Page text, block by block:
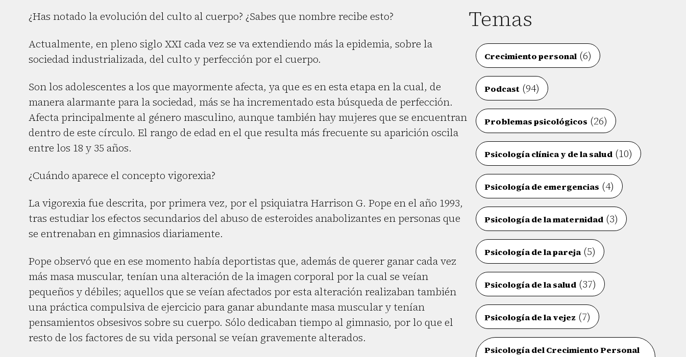
¿Has notado la evolución del culto al cuerpo? ¿Sabes que nombre recibe esto?
Actualmente, en pleno siglo XXI cada vez se va extendiendo más la epidemia, sobre la
sociedad industrializada, del culto y perfección por el cuerpo.
Son los adolescentes a los que mayormente afecta, ya que es en esta etapa en la cual, de
manera alarmante para la sociedad, más se ha incrementado esta búsqueda de perfección.
Afecta principalmente al género masculino, aunque también hay mujeres que se encuentran
dentro de este círculo. El rango de edad en el que resulta más frecuente su aparición oscila
entre los 18 y 35 años.
¿Cuándo aparece el concepto vigorexia?
La vigorexia fue descrita, por primera vez, por el psiquiatra Harrison G. Pope en el año 1993,
tras estudiar los efectos secundarios del abuso de esteroides anabolizantes en personas que
se entrenaban en gimnasios diariamente.
Pope observó que en ese momento había deportistas que, además de querer ganar cada vez
más masa muscular, tenían una alteración de la imagen corporal por la cual se veían
pequeños y débiles; aquellos que se veían afectados por esta alteración realizaban también
una práctica compulsiva de ejercicio para ganar abundante masa muscular y tenían
pensamientos obsesivos sobre su cuerpo. Sólo dedicaban tiempo al gimnasio, por lo que el
resto de los factores de su vida personal se veían gravemente alterados.
Temas
Crecimiento personal (6)
Podcast (94)
Problemas psicológicos (26)
Psicología clínica y de la salud (10)
Psicología de emergencias (4)
Psicología de la maternidad (3)
Psicología de la pareja(5)
Psicología de la salud (37)
Psicología de la vejez (7)
Psicología del Crecimiento Personal